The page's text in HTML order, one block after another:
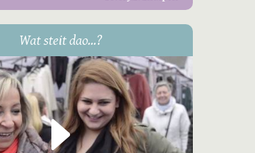
Wat steit dao...?